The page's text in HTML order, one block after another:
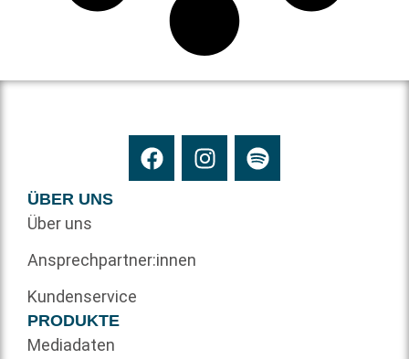
ÜBER UNS
Über uns
Ansprechpartner:innen
Kundenservice
PRODUKTE
Mediadaten